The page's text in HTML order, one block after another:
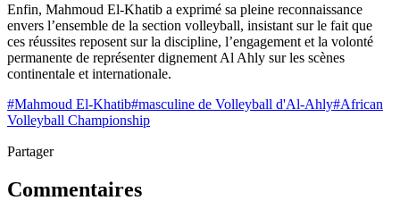
Enfin, Mahmoud El-Khatib a exprimé sa pleine reconnaissance
envers l’ensemble de la section volleyball, insistant sur le fait que
ces réussites reposent sur la discipline, l’engagement et la volonté
permanente de représenter dignement Al Ahly sur les scènes
continentale et internationale.
#Mahmoud El-Khatib#masculine de Volleyball d'Al-Ahly#African
Volleyball Championship
Partager
Commentaires